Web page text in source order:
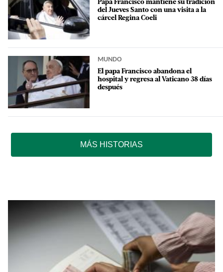
Papa Francisco mantiene su tradición
del Jueves Santo con una visita a la
cárcel Regina Coeli
MUNDO
El papa Francisco abandona el
hospital y regresa al Vaticano 38 días
después
MÁS HISTORIAS